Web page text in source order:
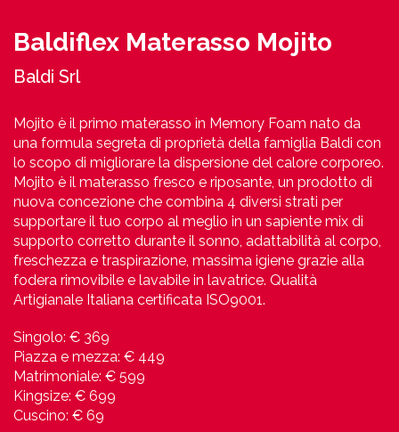
Baldiflex Materasso Mojito
Baldi Srl
Mojito è il primo materasso in Memory Foam nato da
una formula segreta di proprietà della famiglia Baldi con
lo scopo di migliorare la dispersione del calore corporeo.
Mojito è il materasso fresco e riposante, un prodotto di
nuova concezione che combina 4 diversi strati per
supportare il tuo corpo al meglio in un sapiente mix di
supporto corretto durante il sonno, adattabilità al corpo,
freschezza e traspirazione, massima igiene grazie alla
fodera rimovibile e lavabile in lavatrice. Qualità
Artigianale Italiana certificata ISO9001.
Singolo: € 369
Piazza e mezza: € 449
Matrimoniale: € 599
Kingsize: € 699
Cuscino: € 69